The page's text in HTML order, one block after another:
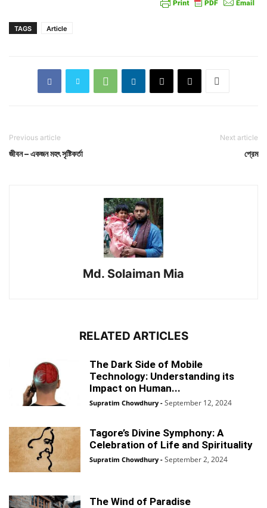
TAGS Article
Previous article
জীবন – একজন মহৎ সৃষ্টিকর্তা
Next article
প্রেম
Md. Solaiman Mia
RELATED ARTICLES
The Dark Side of Mobile
Technology: Understanding its
Impact on Human...
Supratim Chowdhury - September 12, 2024
Tagore’s Divine Symphony: A
Celebration of Life and Spirituality
Supratim Chowdhury - September 2, 2024
The Wind of Paradise